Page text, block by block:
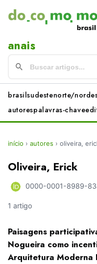
anais
brasilsudestenorte/
autorespalavras-chave
início › autores › oliveira,
Oliveira, Erick
0000-0001-8989-
1 artigo
Paisagens
Nogueira como
Arquitetura Moderna